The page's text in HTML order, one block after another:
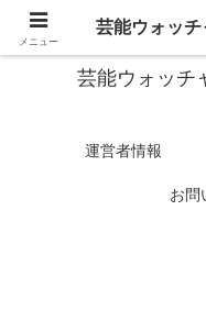
スターたちの裏側を
芸能ウォッチ
運営者情報
お問
メニュー
芸能ウォッ